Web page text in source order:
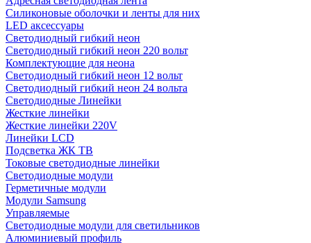
Силиконовые оболочки и ленты для них
LED аксессуары
Светодиодный гибкий неон
Светодиодный гибкий неон 220 вольт
Комплектующие для неона
Светодиодный гибкий неон 12 вольт
Светодиодный гибкий неон 24 вольта
Светодиодные Линейки
Жесткие линейки
Жесткие линейки 220V
Линейки LCD
Подсветка ЖК ТВ
Токовые светодиодные линейки
Светодиодные модули
Герметичные модули
Модули Samsung
Управляемые
Светодиодные модули для светильников
Алюминиевый профиль